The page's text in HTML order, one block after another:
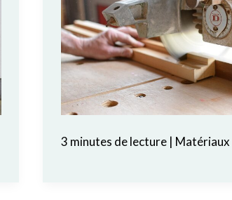
3 minutes de lecture| Matériaux